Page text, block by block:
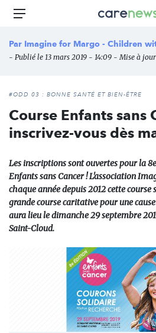
Aller
principal
Carenews,
média
des
l'engagement
Menu
Par Imagine for Margo - Children
- Publié le 13 mars 2019 - 14:09 - Mise à jour
#ODD 03 : BONNE SANTÉ ET BIEN-ÊTRE
Course Enfants sans
inscrivez-vous dès
Les inscriptions sont ouvertes pour la
Enfants sans Cancer ! L'association
chaque année depuis 2012 cette
grande course caritative pour une
aura lieu le dimanche 29 septembre
Saint-Cloud.